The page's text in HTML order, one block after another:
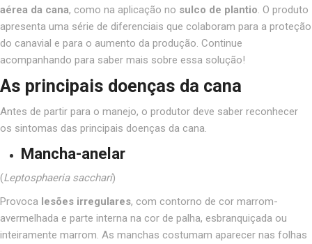
aérea da cana, como na aplicação no sulco de plantio. O produto
apresenta uma série de diferenciais que colaboram para a proteção
do canavial e para o aumento da produção. Continue
acompanhando para saber mais sobre essa solução!
As principais doenças da cana
Antes de partir para o manejo, o produtor deve saber reconhecer
os sintomas das principais doenças da cana.
Mancha-anelar
(Leptosphaeria sacchari)
Provoca lesões irregulares, com contorno de cor marrom-
avermelhada e parte interna na cor de palha, esbranquiçada ou
inteiramente marrom. As manchas costumam aparecer nas folhas